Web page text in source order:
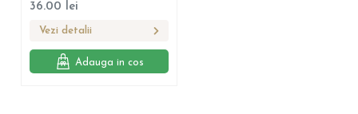
36.00 lei
Vezi detalii
Adauga in cos